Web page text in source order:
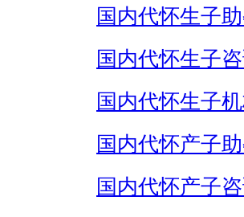
国内代怀生子
国内代怀生子
国内代怀生子
国内代怀产子
国内代怀产子